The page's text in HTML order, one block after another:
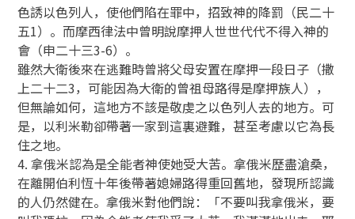
色誘以色列人，使他們陷在罪中，招致神的降罰（民二十
五1）。而摩西律法中曾明說摩押人世世代代不得入神的
會（申二十三3-6）。
雖然大衛後來在逃難時曾將父母安置在摩押一段日子（撒
上二十二3，可能因為大衛的曾祖母路得是摩押族人），
但無論如何，這地方不該是敬虔之以色列人去的地方。可
是，以利米勒卻帶著一家到這裏避難，甚至考慮以它為長
住之地。
4. 拿俄米認為是全能者神使她受大苦。拿俄米歷盡滄桑，
在離開伯利恆十年後帶著媳婦路得重回舊地，發現所認識
的人仍然健在。拿俄米對他們說：「不要叫我拿俄米，要